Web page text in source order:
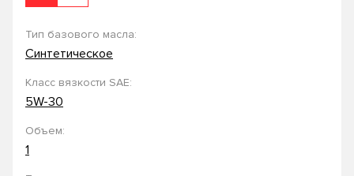
Тип базового масла:
Синтетическое
Класс вязкости SAE:
5W-30
Объем:
1